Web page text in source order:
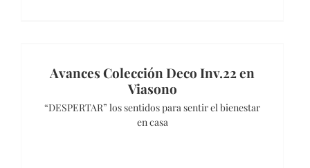
Avances Colección Deco Inv.22 en
Viasono
“DESPERTAR” los sentidos para sentir el bienestar
en casa